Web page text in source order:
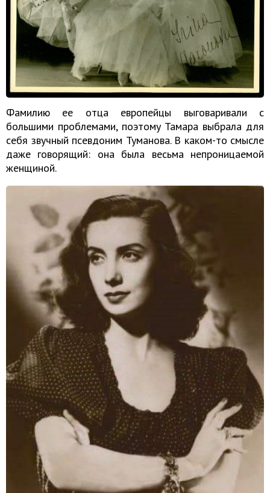
Фамилию ее отца европейцы выговаривали с
большими проблемами, поэтому Тамара выбрала для
себя звучный псевдоним Туманова. В каком-то смысле
даже говорящий: она была весьма непроницаемой
женщиной.